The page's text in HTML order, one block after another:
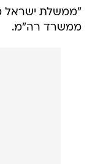
"ממשלת ישראל
ממשרד רה"מ.